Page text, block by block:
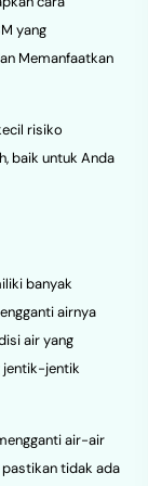
yang
Memanfaatkan
risiko
baik untuk Anda
banyak
airnya
air yang
jentik-jentik
air-air
pastikan tidak ada